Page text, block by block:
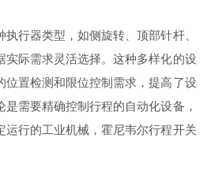
行器类型，如侧旋转、顶部针杆、
实际需求灵活选择。这种多样化的设
位置检测和限位控制需求，提高了设
需要精确控制行程的自动化设备，
运行的工业机械，霍尼韦尔行程开关